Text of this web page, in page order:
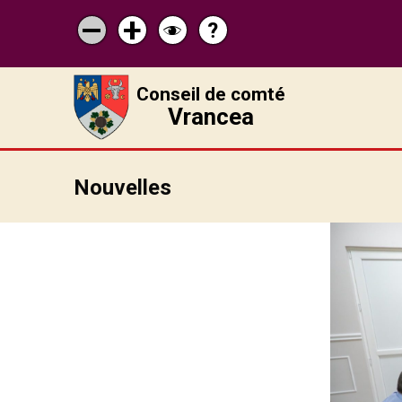
Micșorează
scrisul
Mărește
scrisul
Schimbă
contrastul
Pagina
de
ajutor
?
Conseil de comté
Vrancea
Nouvelles